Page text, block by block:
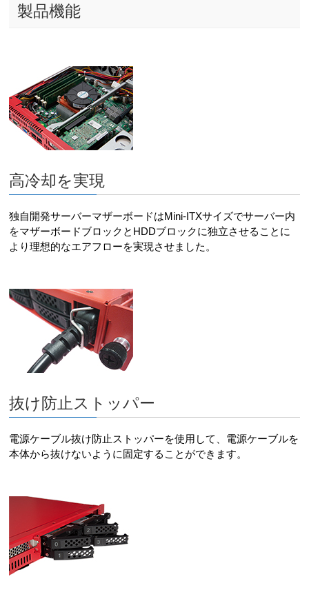
製品機能
高冷却を実現
独自開発サーバーマザーボードはMini-ITXサイズでサーバー内
をマザーボードブロックとHDDブロックに独立させることに
より理想的なエアフローを実現させました。
抜け防止ストッパー
電源ケーブル抜け防止ストッパーを使用して、電源ケーブルを
本体から抜けないように固定することができます。